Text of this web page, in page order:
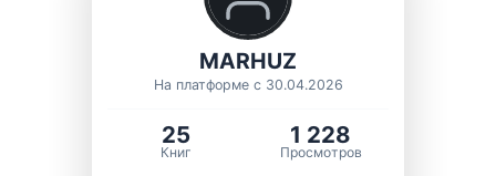
MARHUZ
На платформе с 30.04.2026
25
Книг
1 228
Просмотров